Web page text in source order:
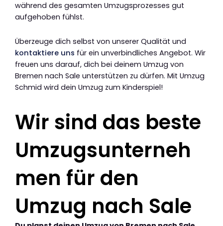
während des gesamten Umzugsprozesses gut
aufgehoben fühlst.
Überzeuge dich selbst von unserer Qualität und
kontaktiere uns für ein unverbindliches Angebot. Wir
freuen uns darauf, dich bei deinem Umzug von
Bremen nach Sale unterstützen zu dürfen. Mit Umzug
Schmid wird dein Umzug zum Kinderspiel!
Wir sind das beste
Umzugsunterneh
men für den
Umzug nach Sale